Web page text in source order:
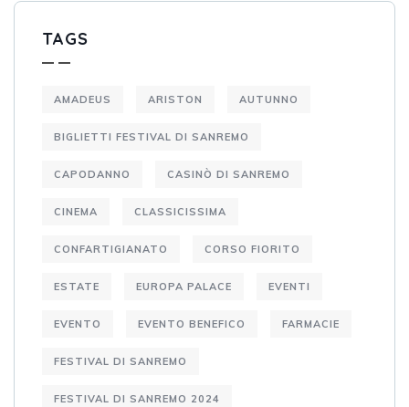
TAGS
AMADEUS ARISTON AUTUNNO
BIGLIETTI FESTIVAL DI SANREMO
CAPODANNO CASINÒ DI SANREMO
CINEMA CLASSICISSIMA
CONFARTIGIANATO CORSO FIORITO
ESTATE EUROPA PALACE EVENTI
EVENTO EVENTO BENEFICO FARMACIE
FESTIVAL DI SANREMO
FESTIVAL DI SANREMO 2024